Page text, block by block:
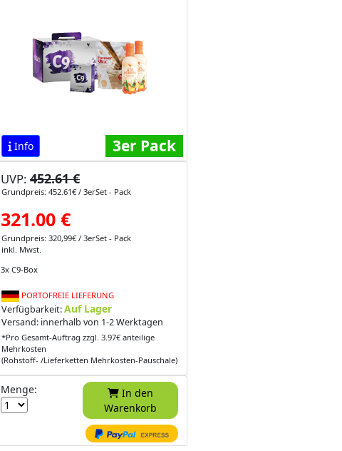
Info 3er Pack
UVP: 452.61 €
Grundpreis: 452.61€ / 3erSet - Pack
321.00 €
Grundpreis: 320,99€ / 3erSet - Pack
inkl. Mwst.
3x C9-Box
PORTOFREIE LIEFERUNG
Verfügbarkeit:Auf Lager
Versand: innerhalb von 1-2 Werktagen
*Pro Gesamt-Auftrag zzgl. 3.97€ anteilige
Mehrkosten
(Rohstoff- /Lieferketten Mehrkosten-Pauschale)
Menge:
In den
Warenkorb